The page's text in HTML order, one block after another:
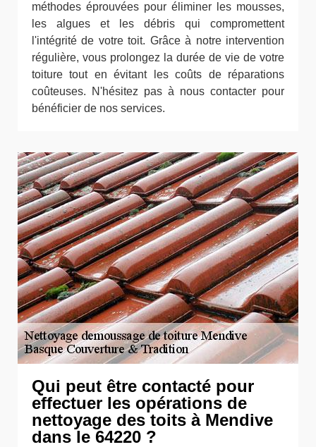
méthodes éprouvées pour éliminer les mousses,
les algues et les débris qui compromettent
l'intégrité de votre toit. Grâce à notre intervention
régulière, vous prolongez la durée de vie de votre
toiture tout en évitant les coûts de réparations
coûteuses. N'hésitez pas à nous contacter pour
bénéficier de nos services.
Qui peut être contacté pour
effectuer les opérations de
nettoyage des toits à Mendive
dans le 64220 ?